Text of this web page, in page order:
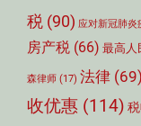
税 (90) 应对新冠肺炎
房产税 (66) 最高人
森律师 (17) 法律 (69)
收优惠 (114)